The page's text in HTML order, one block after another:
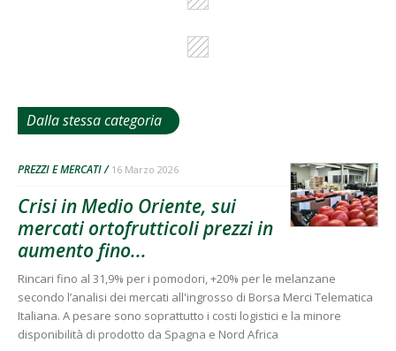
Dalla stessa categoria
PREZZI E MERCATI 16 Marzo 2026
Crisi in Medio Oriente, sui
mercati ortofrutticoli prezzi in
aumento fino...
Rincari fino al 31,9% per i pomodori, +20% per le melanzane
secondo l’analisi dei mercati all'ingrosso di Borsa Merci Telematica
Italiana. A pesare sono soprattutto i costi logistici e la minore
disponibilità di prodotto da Spagna e Nord Africa